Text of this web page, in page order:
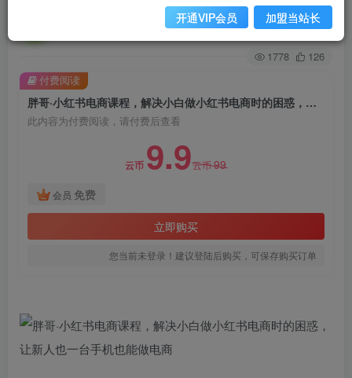
关注 私信
1778 126
胖哥·小红书电商课程，解决小白做小红书电商时的困惑，让新人也一台手机也能做电商
此内容为付费阅读，请付费后查看
云币 9.9云币99
会员 免费
立即购买
您当前未登录！建议登陆后购买，可保存购买订单
付费阅读
开通VIP会员 加盟当站长